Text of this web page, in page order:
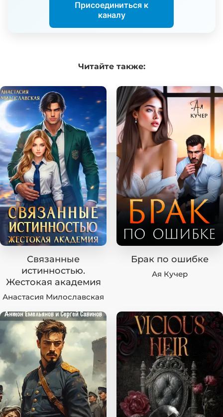
Присоединиться к
каналу
Читайтетакже:
Связанные
истинностью.
Жестокая академия
Анастасия Милославская
Брак по ошибке
Ая Кучер